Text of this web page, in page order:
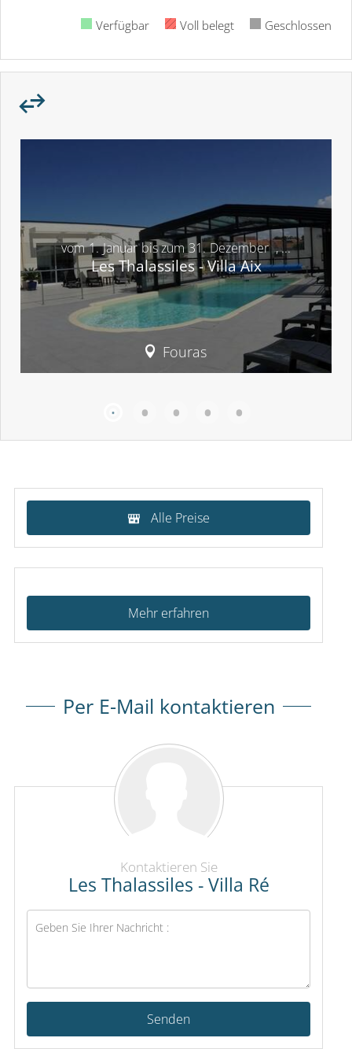
Verfügbar Voll belegt Geschlossen
vom 1. Januar bis zum 31. Dezember ,...
Les Thalassiles - Villa Aix
Fouras
Alle Preise
Mehr erfahren
Per E-Mail kontaktieren
Kontaktieren Sie
Les Thalassiles - Villa Ré
Senden